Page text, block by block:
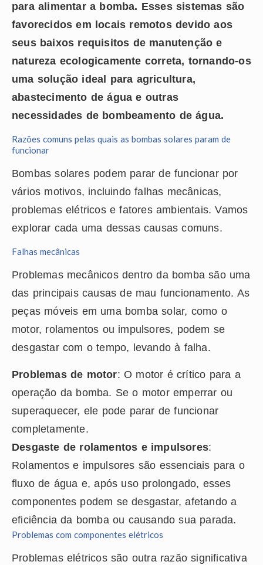
para alimentar a bomba. Esses sistemas são
favorecidos em locais remotos devido aos
seus baixos requisitos de manutenção e
natureza ecologicamente correta, tornando-os
uma solução ideal para agricultura,
abastecimento de água e outras
necessidades de bombeamento de água.
Razões comuns pelas quais as bombas solares param de
funcionar
Bombas solares podem parar de funcionar por
vários motivos, incluindo falhas mecânicas,
problemas elétricos e fatores ambientais. Vamos
explorar cada uma dessas causas comuns.
Falhas mecânicas
Problemas mecânicos dentro da bomba são uma
das principais causas de mau funcionamento. As
peças móveis em uma bomba solar, como o
motor, rolamentos ou impulsores, podem se
desgastar com o tempo, levando à falha.
Problemas de motor: O motor é crítico para a
operação da bomba. Se o motor emperrar ou
superaquecer, ele pode parar de funcionar
completamente.
Desgaste de rolamentos e impulsores:
Rolamentos e impulsores são essenciais para o
fluxo de água e, após uso prolongado, esses
componentes podem se desgastar, afetando a
eficiência da bomba ou causando sua parada.
Problemas com componentes elétricos
Problemas elétricos são outra razão significativa